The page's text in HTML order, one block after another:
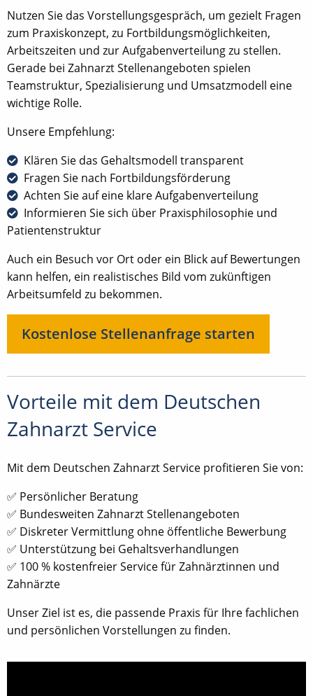
Nutzen Sie das Vorstellungsgespräch, um gezielt Fragen
zum Praxiskonzept, zu Fortbildungsmöglichkeiten,
Arbeitszeiten und zur Aufgabenverteilung zu stellen.
Gerade bei Zahnarzt Stellenangeboten spielen
Teamstruktur, Spezialisierung und Umsatzmodell eine
wichtige Rolle.
Unsere Empfehlung:
Klären Sie das Gehaltsmodell transparent
Fragen Sie nach Fortbildungsförderung
Achten Sie auf eine klare Aufgabenverteilung
Informieren Sie sich über Praxisphilosophie und
Patientenstruktur
Auch ein Besuch vor Ort oder ein Blick auf Bewertungen
kann helfen, ein realistisches Bild vom zukünftigen
Arbeitsumfeld zu bekommen.
Kostenlose Stellenanfrage starten
Vorteile mit dem Deutschen
Zahnarzt Service
Mit dem Deutschen Zahnarzt Service profitieren Sie von:
✅ Persönlicher Beratung
✅ Bundesweiten Zahnarzt Stellenangeboten
✅ Diskreter Vermittlung ohne öffentliche Bewerbung
✅ Unterstützung bei Gehaltsverhandlungen
✅ 100 % kostenfreier Service für Zahnärztinnen und
Zahnärzte
Unser Ziel ist es, die passende Praxis für Ihre fachlichen
und persönlichen Vorstellungen zu finden.